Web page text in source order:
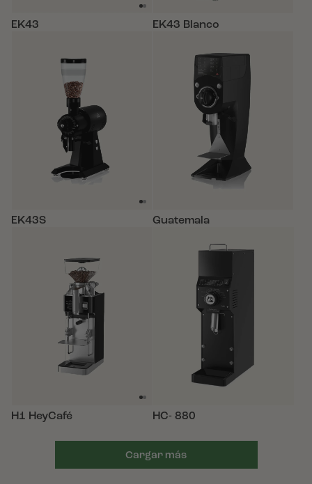
EK43 EK43 Blanco
EK43S Guatemala
H1 HeyCafé HC- 880
Cargar más